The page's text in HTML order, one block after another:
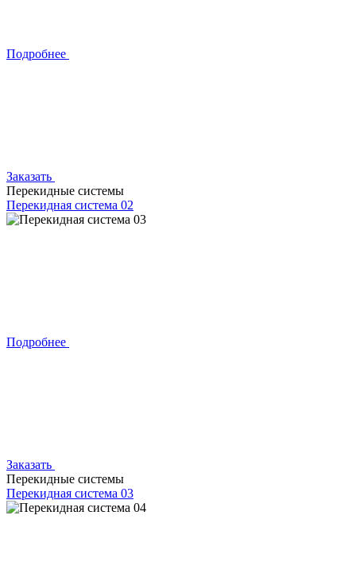
Подробнее
Заказать
Перекидные системы
Перекидная система 02
Подробнее
Заказать
Перекидные системы
Перекидная система 03